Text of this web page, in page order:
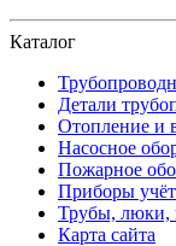
Каталог
Детали
Отопление и
Насосное
Пожарное
Приборы
Трубы, люки,
Карта сайта